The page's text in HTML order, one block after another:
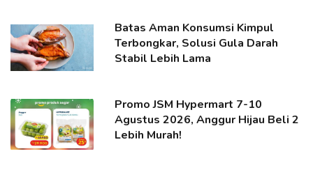
Batas Aman Konsumsi Kimpul
Terbongkar, Solusi Gula Darah
Stabil Lebih Lama
Promo JSM Hypermart 7-10
Agustus 2026, Anggur Hijau Beli 2
Lebih Murah!